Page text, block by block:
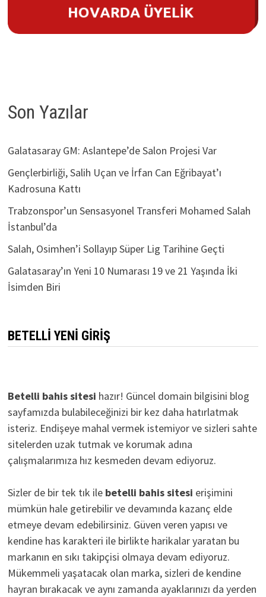
Son Yazılar
Galatasaray GM: Aslantepe’de Salon Projesi Var
Gençlerbirliği, Salih Uçan ve İrfan Can Eğribayat’ı
Kadrosuna Kattı
Trabzonspor’un Sensasyonel Transferi Mohamed Salah
İstanbul’da
Salah, Osimhen’i Sollayıp Süper Lig Tarihine Geçti
Galatasaray’ın Yeni 10 Numarası 19 ve 21 Yaşında İki
İsimden Biri
BETELLI YENI GIRIŞ
Betelli bahis sitesi hazır! Güncel domain bilgisini blog
sayfamızda bulabileceğinizi bir kez daha hatırlatmak
isteriz. Endişeye mahal vermek istemiyor ve sizleri sahte
sitelerden uzak tutmak ve korumak adına
çalışmalarımıza hız kesmeden devam ediyoruz.
Sizler de bir tek tık ile betelli bahis sitesi erişimini
mümkün hale getirebilir ve devamında kazanç elde
etmeye devam edebilirsiniz. Güven veren yapısı ve
kendine has karakteri ile birlikte harikalar yaratan bu
markanın en sıkı takipçisi olmaya devam ediyoruz.
Mükemmeli yaşatacak olan marka, sizleri de kendine
hayran bırakacak ve aynı zamanda ayaklarınızı da yerden